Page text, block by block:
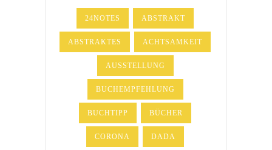
24NOTES ABSTRAKT
ABSTRAKTES ACHTSAMKEIT
AUSSTELLUNG
BUCHEMPFEHLUNG
BUCHTIPP BÜCHER
CORONA DADA